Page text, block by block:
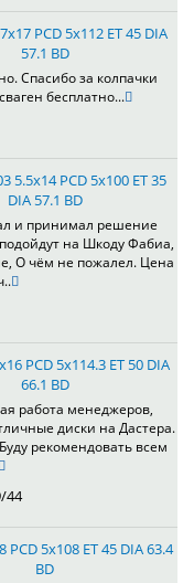
PCD 5x112 ET 45 DIA
57.1 BD
Спасибо за колпачки
бесплатно...
5.5x14 PCD 5x100 ET 35
DIA 57.1 BD
и принимал решение
на Шкоду Фабиа,
О чём не пожалел. Цена
PCD 5x114.3 ET 50 DIA
66.1 BD
работа менеджеров,
диски на Дастера.
рекомендовать всем
44
PCD 5x108 ET 45 DIA 63.4
BD